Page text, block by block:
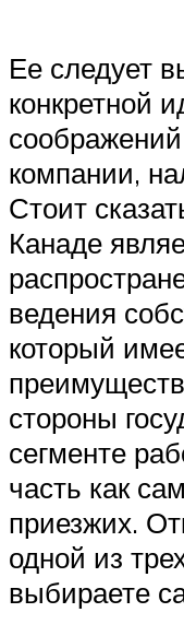
Ее следует
конкретной
компании,
Стоит
Канаде
ведения
который
стороны
сегменте
часть как
приезжих.
одной из
выбираете